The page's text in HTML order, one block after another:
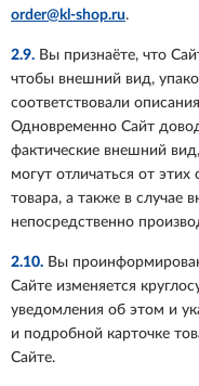
order@kl-shop.ru.
2.9. Вы признаёте, что
чтобы внешний вид,
соответствовали
Одновременно Сайт
фактические внешний
могут отличаться от
товара, а также в случае
непосредственно
2.10. Вы
Сайте изменяется
уведомления об этом и
и подробной карточке
Сайте.